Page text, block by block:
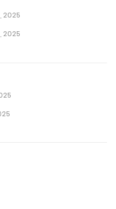
2025
2025